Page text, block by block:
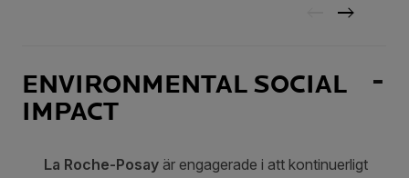
ENVIRONMENTAL SOCIAL
IMPACT